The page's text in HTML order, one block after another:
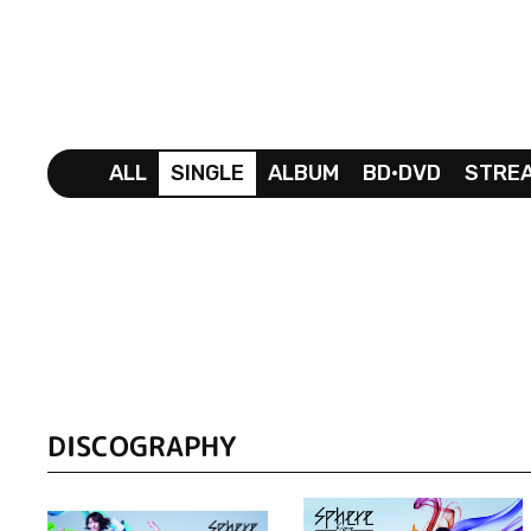
ALL SINGLE ALBUM BD•DVD
DISCOGRAPHY